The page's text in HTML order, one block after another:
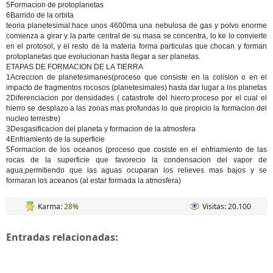
5Formacion de protoplanetas
6Barrido de la orbita
teoria planetesimal:hace unos 4600ma una nebulosa de gas y polvo enorme
comienza a girar y la parte central de su masa se concentra, lo ke lo convierte
en el protosol, y el resto de la materia forma particulas que chocan y forman
protoplanetas que evolucionan hasta llegar a ser planetas.
ETAPAS DE FORMACION DE LA TIERRA
1Acreccion de planetesimanes(proceso que consiste en la colision o en el
impacto de fragmentos rocosos (planetesimales) hasta dar lugar a los planetas
2Diferenciacion por densidades ( catastrofe del hierro:proceso por el cual el
hierro se desplazo a las zonas mas profundas lo que propicio la formacion del
nucleo terrestre)
3Desgasificacion del planeta y formacion de la atmosfera
4Enfriamiento de la superficie
5Formacion de los oceanos (proceso que cosiste en el enfriamiento de las
rocas de la superficie que favorecio la condensacion del vapor de
agua,permitiendo que las aguas ocuparan los relieves mas bajos y se
formaran los aceanos (al estar formada la atmosfera)
Karma:28% Visitas: 20.100
Entradas relacionadas: